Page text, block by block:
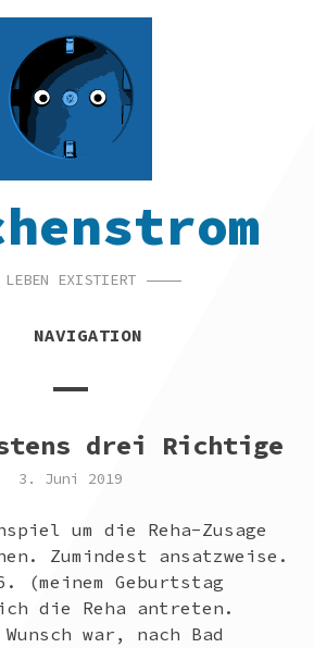
LEBEN EXISTIERT
NAVIGATION
drei Richtige
3. Juni 2019
um die Reha-Zusage
Zumindest ansatzweise.
(meinem Geburtstag
die Reha antreten.
war, nach Bad